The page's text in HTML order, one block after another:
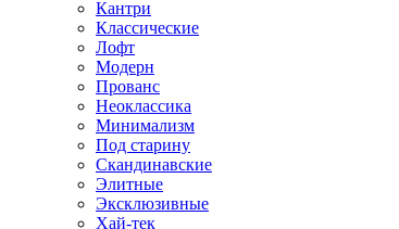
Кантри
Классические
Лофт
Модерн
Прованс
Неоклассика
Минимализм
Под старину
Скандинавские
Элитные
Эксклюзивные
Хай-тек